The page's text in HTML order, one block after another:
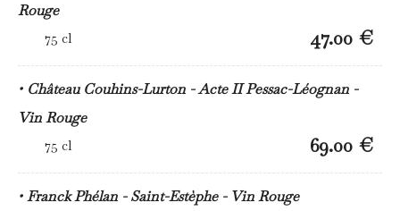
Rouge
75 cl 47.00 €
Château Couhins-Lurton - Acte II Pessac-Léognan -
Vin Rouge
75 cl 69.00 €
Franck Phélan - Saint-Estèphe - Vin Rouge